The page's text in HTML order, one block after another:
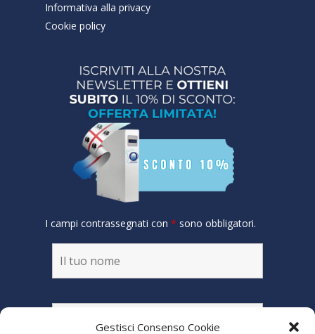
Gestisci Consenso Cookie
Informativa alla privacy
Cookie policy
I campi contrassegnati con * sono obbligatori.